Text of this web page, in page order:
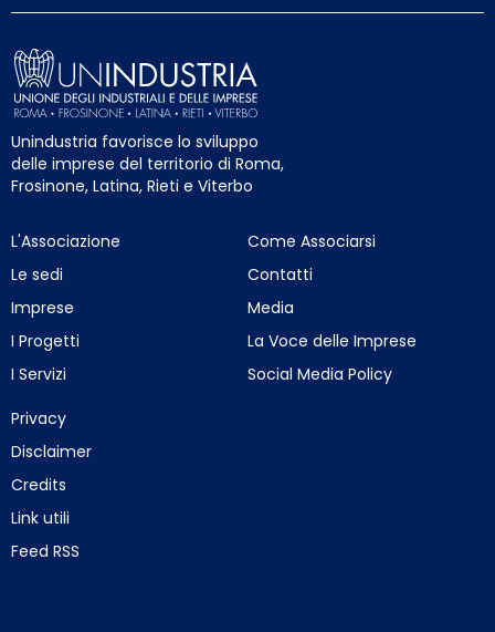
Unindustria favorisce lo sviluppo
delle imprese del territorio di Roma,
Frosinone, Latina, Rieti e Viterbo
L'Associazione
Le sedi
Imprese
I Progetti
I Servizi
Come Associarsi
Contatti
Media
La Voce delle Imprese
Social Media Policy
Privacy
Disclaimer
Credits
Link utili
Feed RSS